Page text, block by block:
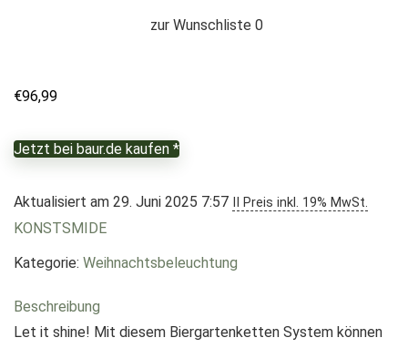
zur Wunschliste 0
€96,99
Jetzt bei baur.de kaufen *
Aktualisiert am 29. Juni 2025 7:57 II Preis inkl. 19% MwSt.
KONSTSMIDE
Kategorie: Weihnachtsbeleuchtung
Beschreibung
Let it shine! Mit diesem Biergartenketten System können